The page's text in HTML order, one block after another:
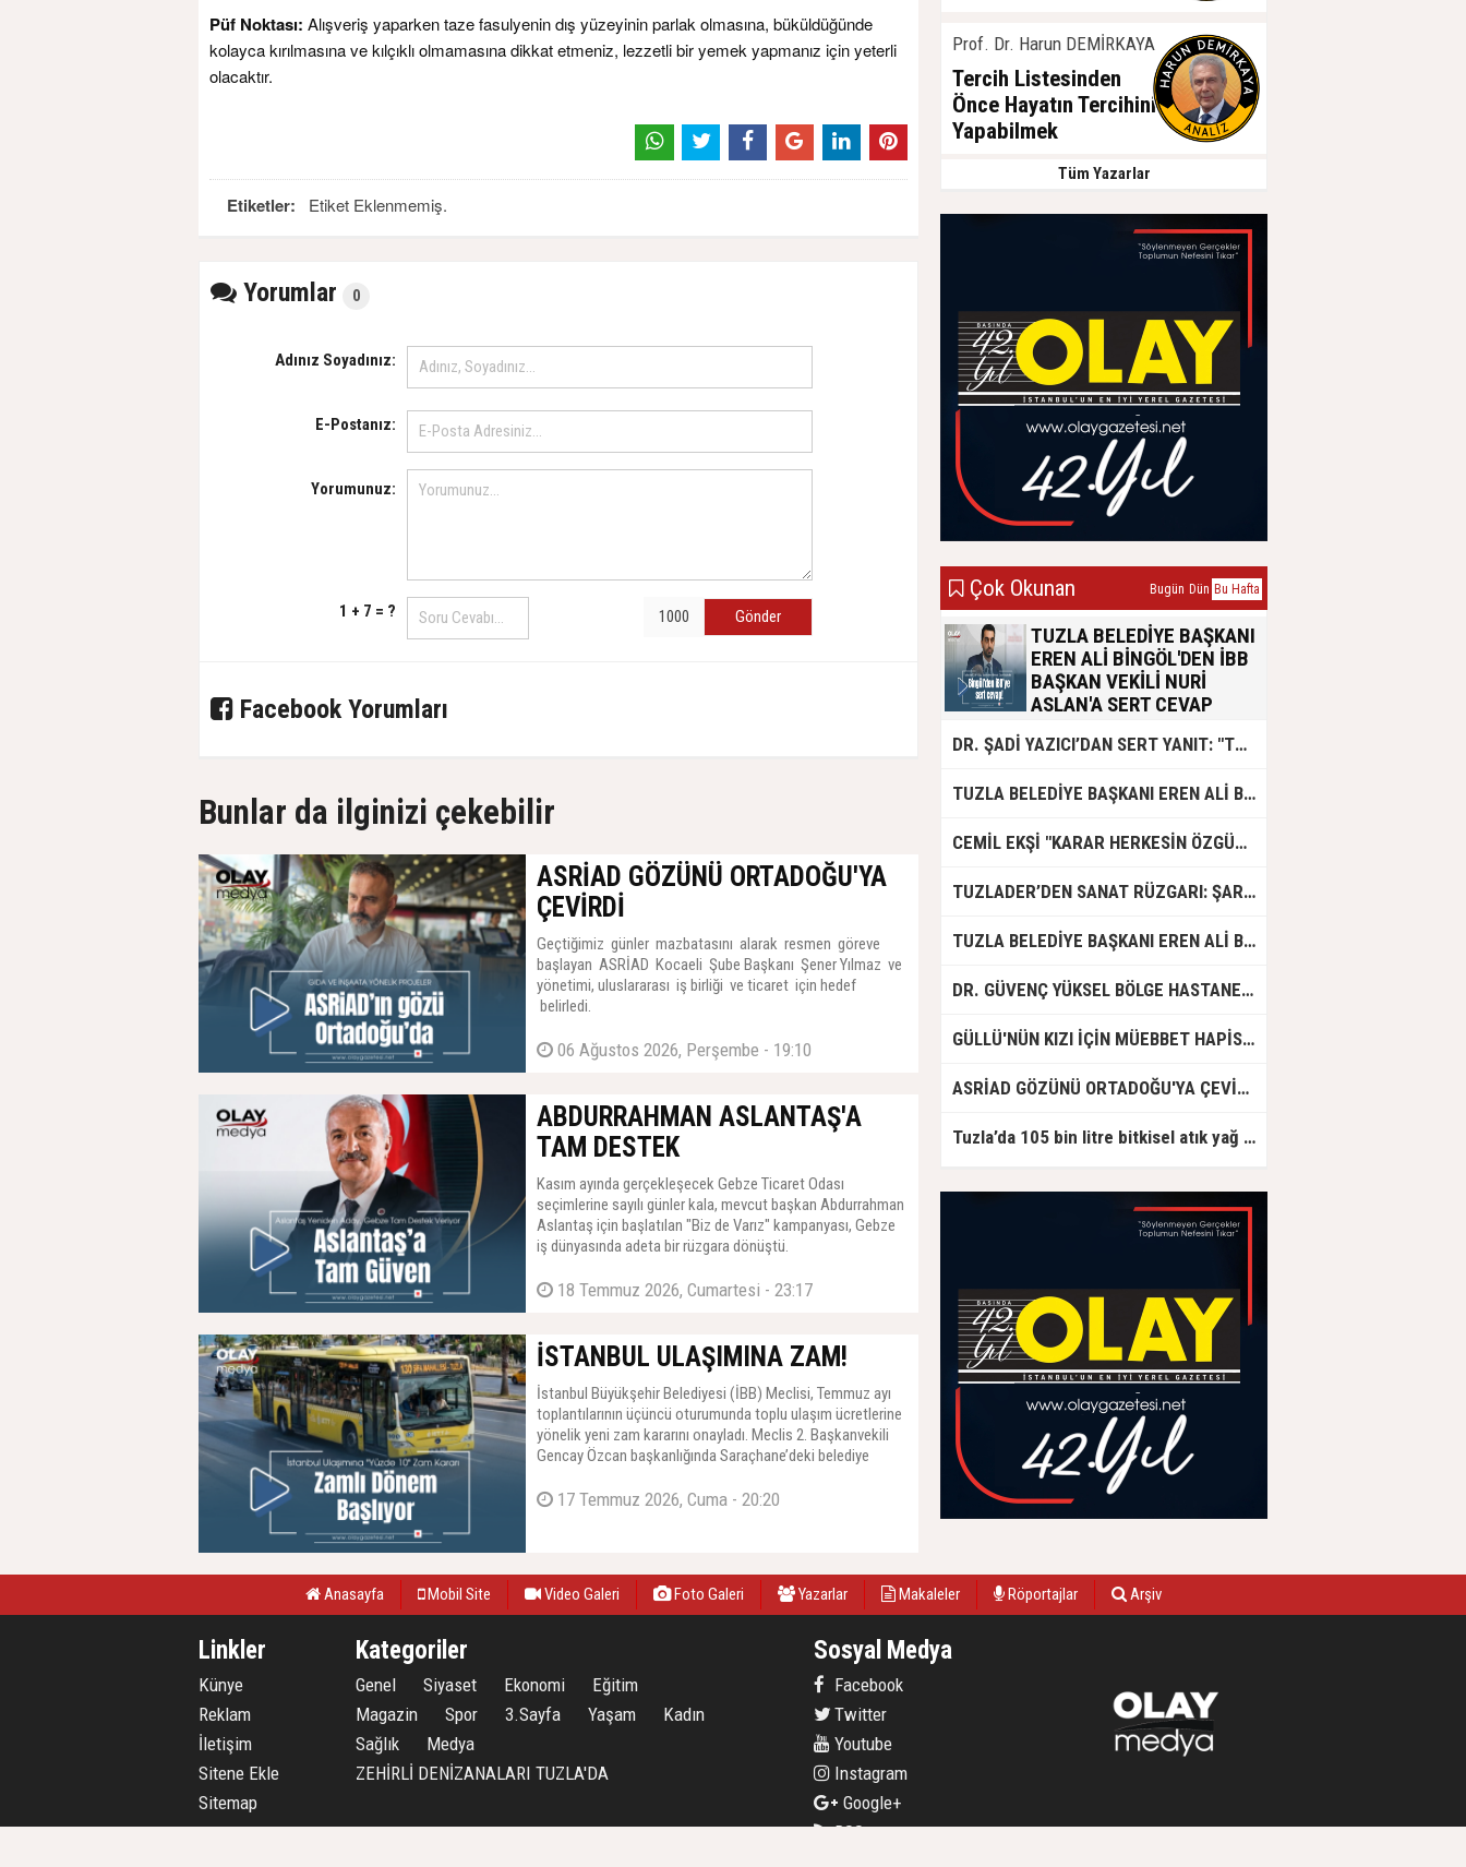
Püf Noktası: Alışveriş yaparken taze fasulyenin dış yüzeyinin parlak olmasına, büküldüğünde
kolayca kırılmasına ve kılçıklı olmamasına dikkat etmeniz, lezzetli bir yemek yapmanız için yeterli
olacaktır.
Etiketler: Etiket Eklenmemiş.
Yorumlar 0
Adınız Soyadınız:
E-Postanız:
Yorumunuz:
1 + 7 = ? Gönder
Facebook Yorumları
Bunlar da ilginizi çekebilir
ASRİAD GÖZÜNÜ ORTADOĞU'YA
ÇEVİRDİ
Geçtiğimiz günler mazbatasını alarak resmen göreve
başlayan ASRİAD Kocaeli Şube Başkanı Şener Yılmaz ve
yönetimi, uluslararası iş birliği ve ticaret için hedef
belirledi.
06 Ağustos 2026, Perşembe - 19:10
ABDURRAHMAN ASLANTAŞ'A
TAM DESTEK
Kasım ayında gerçekleşecek Gebze Ticaret Odası
seçimlerine sayılı günler kala, mevcut başkan Abdurrahman
Aslantaş için başlatılan "Biz de Varız" kampanyası, Gebze
iş dünyasında adeta bir rüzgara dönüştü.
18 Temmuz 2026, Cumartesi - 23:17
İSTANBUL ULAŞIMINA ZAM!
İstanbul Büyükşehir Belediyesi (İBB) Meclisi, Temmuz ayı
toplantılarının üçüncü oturumunda toplu ulaşım ücretlerine
yönelik yeni zam kararını onayladı. Meclis 2. Başkanvekili
Gencay Özcan başkanlığında Saraçhane’deki belediye
metrobüs, minibüs, vapur, taksi ve okul servislerini
17 Temmuz 2026, Cuma - 20:20
Prof. Dr. Harun DEMİRKAYA
Tercih Listesinden
Önce Hayatın Tercihini
Yapabilmek
Tüm Yazarlar
Çok Okunan Bugün Dün Bu Hafta
TUZLA BELEDİYE BAŞKANI
EREN ALİ BİNGÖL'DEN İBB
BAŞKAN VEKİLİ NURİ
ASLAN'A SERT CEVAP
Bingöl, İBB Başkan Vekili Nuri
açıklamalarına yazılı bir basın
açıklamasıyla yanıt verdi. Konunun
Tuzlalının geleceğini ilgilendiren
hayati bir sorun olduğunu vurgulayan
2024 yıllarına ait olduğunu belirtti.
DR. ŞADİ YAZICI’DAN SERT YANIT: "TUZLA’YA YÖNELİK KİN VE HIRSIN TUTARSIZLIKLAR MANZUMESİ"
TUZLA BELEDİYE BAŞKANI EREN ALİ BİNGÖL AK PARTİ'DE
CEMİL EKŞİ "KARAR HERKESİN ÖZGÜRLÜĞÜ"
TUZLADER’DEN SANAT RÜZGARI: ŞARKILAR TUZLA İÇİN SÖYLENDİ
TUZLA BELEDİYE BAŞKANI EREN ALİ BİNGÖL’DEN İBB’YE SORULAR: "O ZAMAN NEDEN GÖRMEDİNİZ?
DR. GÜVENÇ YÜKSEL BÖLGE HASTANESİ'NDE ÇALIŞMAYA BAŞLADI
GÜLLÜ'NÜN KIZI İÇİN MÜEBBET HAPİS CEZASI İSTENDİ!
ASRİAD GÖZÜNÜ ORTADOĞU'YA ÇEVİRDİ
Tuzla’da 105 bin litre bitkisel atık yağ toplandı
Anasayfa Mobil Site Video Galeri Foto Galeri Yazarlar Makaleler Röportajlar Arşiv
Linkler
Künye
Reklam
İletişim
Sitene Ekle
Sitemap
Kategoriler
Genel Siyaset Ekonomi
Eğitim
Magazin
Spor 3.Sayfa Yaşam
Kadın
Sağlık
Medya
ZEHİRLİ DENİZANALARI TUZLA'DA
Sosyal Medya
Facebook
Twitter
Youtube
Instagram
Google+
RSS